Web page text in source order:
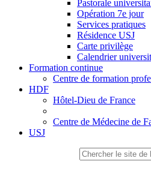
Pastorale
Opération 7e jour
Services pratiques
Résidence USJ
Carte privilège
Calendrier
Formation continue
Centre de formation
HDF
Hôtel-Dieu de France
Centre de Médecine de
USJ